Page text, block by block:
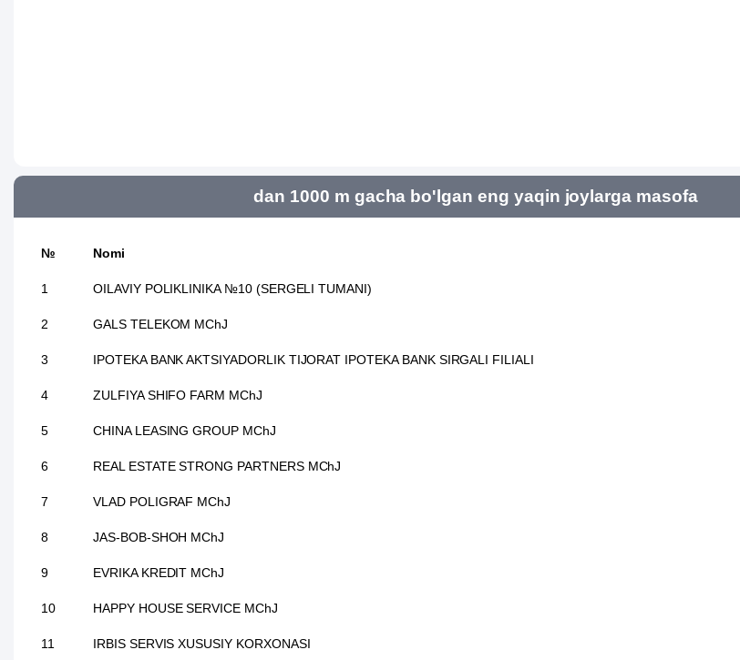
dan 1000 m gacha bo'lgan eng yaqin joylarga masofa
№ Nomi
1 OILAVIY POLIKLINIKA №10 (SERGELI TUMANI)
2 GALS TELEKOM MChJ
3 IPOTEKA BANK AKTSIYADORLIK TIJORAT IPOTEKA BANK SIRGALI FILIALI
4 ZULFIYA SHIFO FARM MChJ
5 CHINA LEASING GROUP MChJ
6 REAL ESTATE STRONG PARTNERS MChJ
7 VLAD POLIGRAF MChJ
8 JAS-BOB-SHOH MChJ
9 EVRIKA KREDIT MChJ
10 HAPPY HOUSE SERVICE MChJ
11 IRBIS SERVIS XUSUSIY KORXONASI